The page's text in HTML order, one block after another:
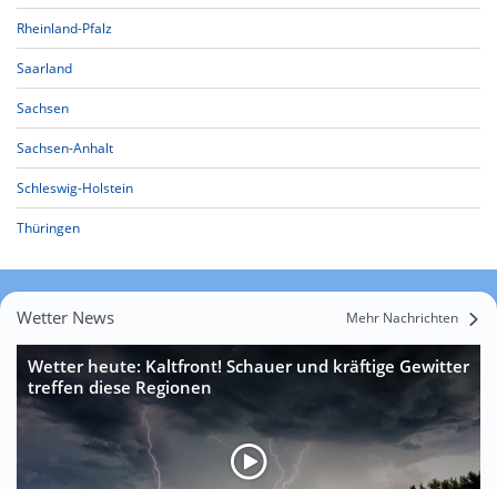
Rheinland-Pfalz
Saarland
Sachsen
Sachsen-Anhalt
Schleswig-Holstein
Thüringen
Wetter News Mehr Nachrichten
Wetter heute: Kaltfront! Schauer und kräftige Gewitter
treffen diese Regionen